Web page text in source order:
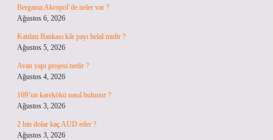
Bergama Akropol’de neler var ?
Ağustos 6, 2026
Katılım Bankası kâr payı helal midir ?
Ağustos 5, 2026
Avan yapı projesi nedir ?
Ağustos 4, 2026
169’un karekökü nasıl bulunur ?
Ağustos 3, 2026
2 bin dolar kaç AUD eder ?
Ağustos 3, 2026